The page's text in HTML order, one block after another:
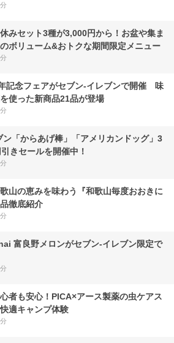
みセット3種が3,000円から！お盆や集ま
ボリューム&おトクな期間限定メニュー
記念フェアがセブン-イレブンで開催 味
使った新商品21品が登場
ン「からあげ棒」「アメリカンドッグ」3
きセールを開催中！
山の恵みを味わう『和歌山毎度おおきに
徹底紹介
富良野メロンがセブン‐イレブン限定で
者も安心！PICA×アース製薬の虫ケアス
適キャンプ体験